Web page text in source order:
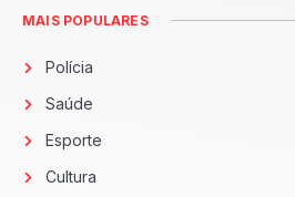
MAIS POPULARES
Polícia
Saúde
Esporte
Cultura